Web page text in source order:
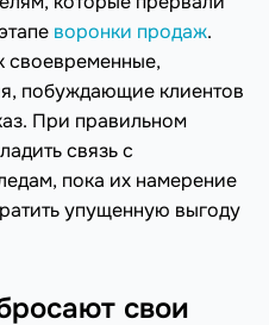
воронки продаж.
своевременные,
побуждающие клиентов
При правильном
связь с
пока их намерение
упущенную выгоду
свои